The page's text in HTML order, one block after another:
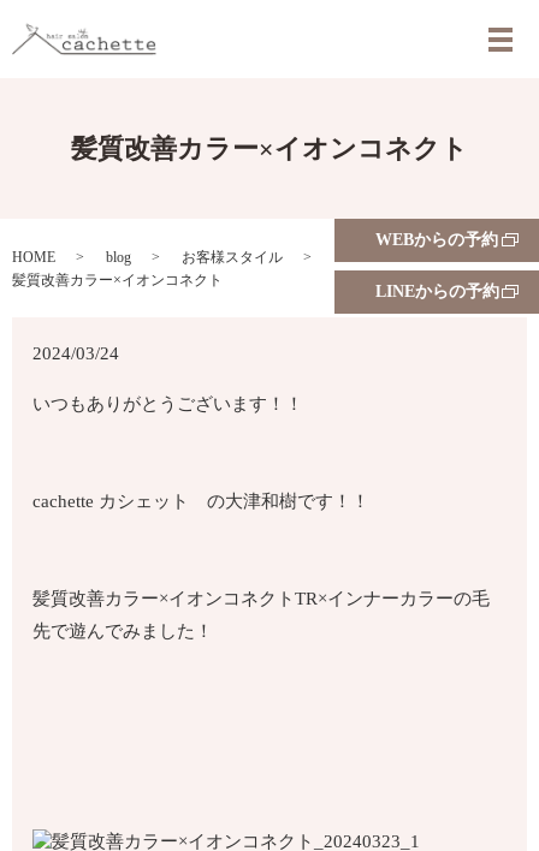
メ
WEBからの予約
LINEからの予約
髪質改善カラー×イオンコネクト
HOME blog
お客様スタイル
髪質改善カラー×イオンコネクト
2024/03/24
いつもありがとうございます！！
cachette カシェット の大津和樹です！！
髪質改善カラー×イオンコネクトTR×インナーカラーの毛
先で遊んでみました！